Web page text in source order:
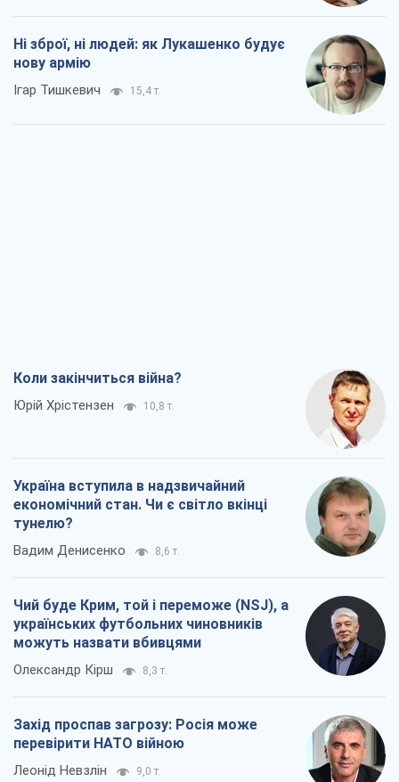
Ні зброї, ні людей: як Лукашенко будує
нову армію
Ігар Тишкевич 15,4 т.
Коли закінчиться війна?
Юрій Хрістензен 10,8 т.
Україна вступила в надзвичайний
економічний стан. Чи є світло вкінці
тунелю?
Вадим Денисенко 8,6 т.
Чий буде Крим, той і переможе (NSJ), а
українських футбольних чиновників
можуть назвати вбивцями
Олександр Кірш 8,3 т.
Захід проспав загрозу: Росія може
перевірити НАТО війною
Леонід Невзлін 9,0 т.